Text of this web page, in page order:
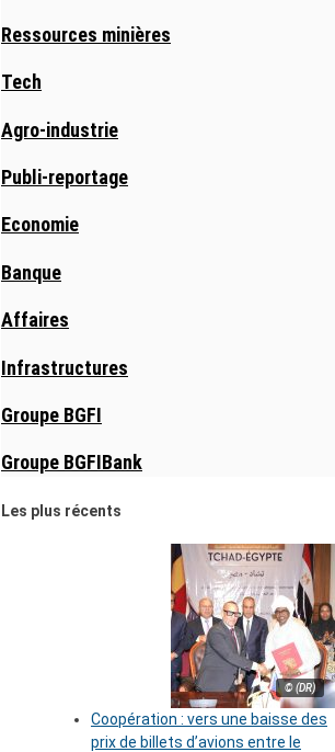
Ressources minières
Tech
Agro-industrie
Publi-reportage
Economie
Banque
Affaires
Infrastructures
Groupe BGFI
Groupe BGFIBank
Les plus récents
© (DR)
Coopération : vers une baisse des
prix de billets d’avions entre le